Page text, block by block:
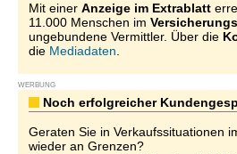
Mit einer Anzeige im Extrablatt
11.000 Menschen im
ungebundene Vermittler. Über die
die Mediadaten
WERBUNG
Noch erfolgreicher
Geraten Sie in Verkaufssituationen
wieder an Grenzen?